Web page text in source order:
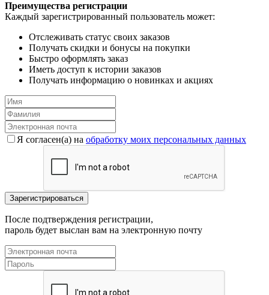
Преимущества регистрации
Каждый зарегистрированный пользователь может:
Отслеживать статус своих заказов
Получать скидки и бонусы на покупки
Быстро оформлять заказ
Иметь доступ к истории заказов
Получать информацию о новинках и акциях
Я согласен(a) на обработку моих персональных данных
После подтверждения регистрации,
пароль будет выслан вам на электронную почту